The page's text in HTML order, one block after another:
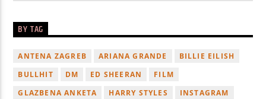
BY TAG
ANTENA ZAGREB ARIANA GRANDE
BILLIE EILISH
BULLHIT
DM ED SHEERAN
FILM
GLAZBENA ANKETA
HARRY STYLES
INSTAGRAM